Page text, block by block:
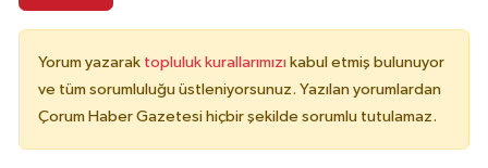
Yorum yazarak topluluk kurallarımızı kabul etmiş bulunuyor
ve tüm sorumluluğu üstleniyorsunuz. Yazılan yorumlardan
Çorum Haber Gazetesi hiçbir şekilde sorumlu tutulamaz.